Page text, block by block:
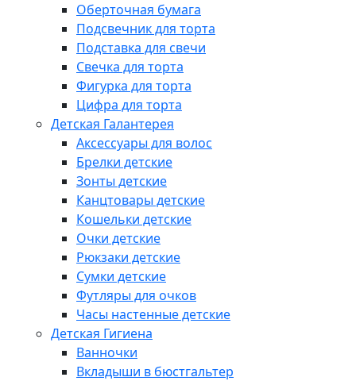
Оберточная бумага
Подсвечник для торта
Подставка для свечи
Свечка для торта
Фигурка для торта
Цифра для торта
Детская Галантерея
Аксессуары для волос
Брелки детские
Зонты детские
Канцтовары детские
Кошельки детские
Очки детские
Рюкзаки детские
Сумки детские
Футляры для очков
Часы настенные детские
Детская Гигиена
Ванночки
Вкладыши в бюстгальтер